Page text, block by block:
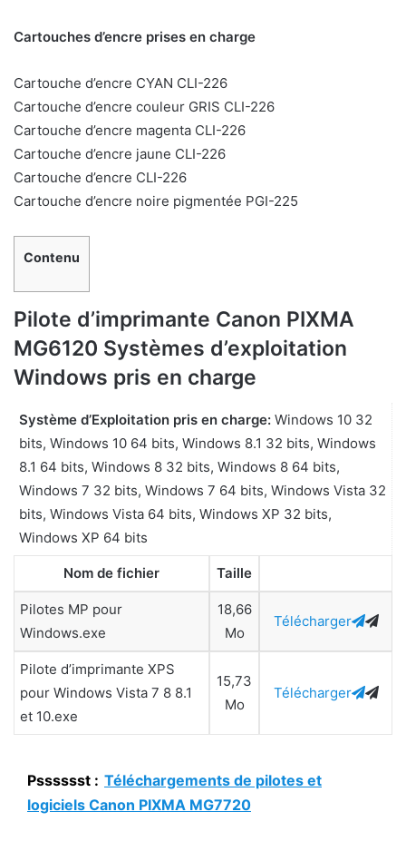
Cartouches d’encre prises en charge
Cartouche d’encre CYAN CLI-226
Cartouche d’encre couleur GRIS CLI-226
Cartouche d’encre magenta CLI-226
Cartouche d’encre jaune CLI-226
Cartouche d’encre CLI-226
Cartouche d’encre noire pigmentée PGI-225
Contenu
Pilote d’imprimante Canon PIXMA
MG6120 Systèmes d’exploitation
Windows pris en charge
Système d’Exploitation pris en charge: Windows 10 32
bits, Windows 10 64 bits, Windows 8.1 32 bits, Windows
8.1 64 bits, Windows 8 32 bits, Windows 8 64 bits,
Windows 7 32 bits, Windows 7 64 bits, Windows Vista 32
bits, Windows Vista 64 bits, Windows XP 32 bits,
Windows XP 64 bits
Nom de fichier Taille
Pilotes MP pour
Windows.exe
18,66
Mo
Télécharger
Pilote d’imprimante XPS
pour Windows Vista 7 8 8.1
et 10.exe
15,73
Mo
Télécharger
Psssssst : Téléchargements de pilotes et
logiciels Canon PIXMA MG7720